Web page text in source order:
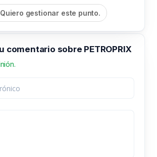
Quiero gestionar este punto.
comentario sobre PETROPRIX